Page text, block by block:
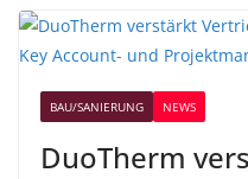
BAU/SANIERUNG NEWS
DuoTherm